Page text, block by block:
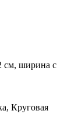
см, ширина с
Круговая